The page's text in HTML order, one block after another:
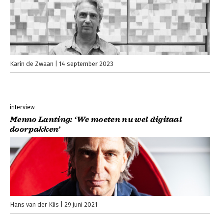
Karin de Zwaan 14 september 2023
interview
Menno Lanting: ‘We moeten nu wel digitaal
doorpakken’
Hans van der Klis 29 juni 2021